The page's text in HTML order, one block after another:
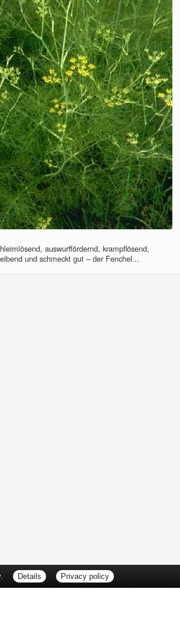
auswurffördernd, krampflösend,
und schmeckt gut – der Fenchel...
Aktion Notdienst Wissen
Details Privacy policy